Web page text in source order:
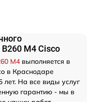
B260 M4 Cisco
M4 выполняется в
в Краснодаре
лет. На все виды услуг
гарантию - мы в